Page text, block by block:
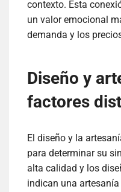
contexto. Esta
un valor emocional
demanda y los
Diseño y
factores
El diseño y la
para determinar su
alta calidad y los
indican una